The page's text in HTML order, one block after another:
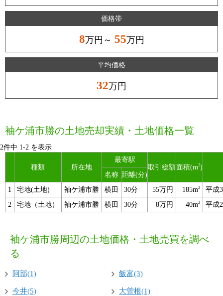
価格帯
8万円～ 55万円
平均価格
32万円
袖ケ浦市勝の土地売却実績・土地価格一覧
2件中 1-2 を表示
種類 所在地
最寄駅
取引総額面積(m2)
名称 距離(分)
1
宅地(土地) 袖ケ浦市勝 横田 30分 55万円 185m2
平成
2
宅地（土地） 袖ケ浦市勝 横田 30分 8万円 40m2 平成
袖ケ浦市勝周辺の土地価格・土地売買を調べ
る
阿部(1) 飯富(3)
今井(5) 大曽根(1)